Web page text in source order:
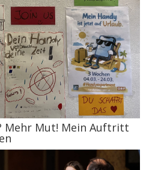
Mehr Mut! Mein Auftritt